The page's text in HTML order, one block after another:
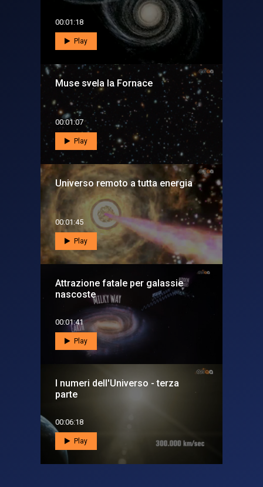
00:01:18
Play
Muse svela la Fornace
00:01:07
Play
Universo remoto a tutta energia
00:01:45
Play
Attrazione fatale per galassie
nascoste
00:01:41
Play
I numeri dell'Universo - terza
parte
00:06:18
Play